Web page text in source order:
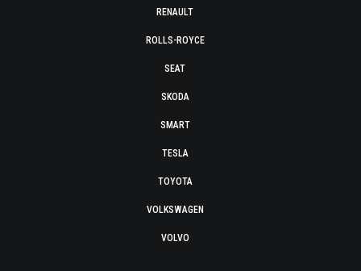
RENAULT
ROLLS-ROYCE
SEAT
SKODA
SMART
TESLA
TOYOTA
VOLKSWAGEN
VOLVO